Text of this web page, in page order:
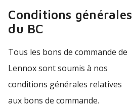
Conditions générales
du BC
Tous les bons de commande de
Lennox sont soumis à nos
conditions générales relatives
aux bons de commande.